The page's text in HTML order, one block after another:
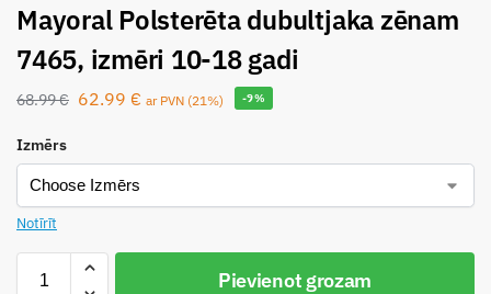
Mayoral Polsterēta dubultjaka zēnam
7465, izmēri 10-18 gadi
68.99€ 62.99 € ar PVN (21%) -9%
Izmērs
Notīrīt
Pievienot grozam